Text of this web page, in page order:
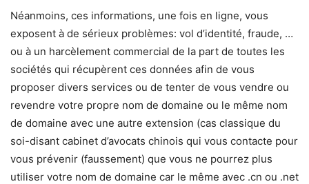
Néanmoins, ces informations, une fois en ligne, vous
exposent à de sérieux problèmes: vol d’identité, fraude, …
ou à un harcèlement commercial de la part de toutes les
sociétés qui récupèrent ces données afin de vous
proposer divers services ou de tenter de vous vendre ou
revendre votre propre nom de domaine ou le même nom
de domaine avec une autre extension (cas classique du
soi-disant cabinet d’avocats chinois qui vous contacte pour
vous prévenir (faussement) que vous ne pourrez plus
utiliser votre nom de domaine car le même avec .cn ou .net